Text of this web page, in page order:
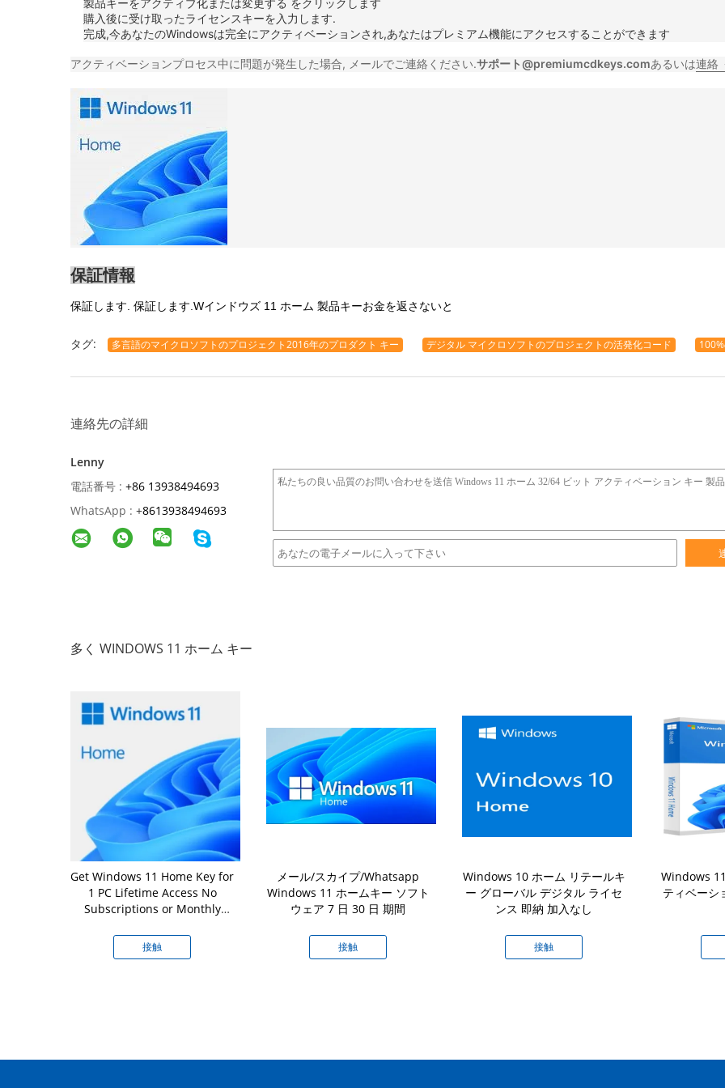
製品キーをアクティブ化または変更する をクリックします
購入後に受け取ったライセンスキーを入力します.
完成,今あなたのWindowsは完全にアクティベーションされ,あなたはプレミアム機能にアクセスすることができます
アクティベーションプロセス中に問題が発生した場合, メールでご連絡ください.サポート@premiumcdkeys.comあるいは連絡
保証情報
保証します. 保証します. Wインドウズ 11 ホーム 製品キーお金を返さないと
タグ: 多言語のマイクロソフトのプロジェクト2016年のプロダクト キー デジタル マイクロソフトのプロジェクトの活発化コード
連絡先の詳細
Lenny
電話番号 : +86 13938494693
WhatsApp : +8613938494693
多く WINDOWS 11 ホーム キー
Get Windows 11 Home Key for
1 PC Lifetime Access No
Subscriptions or Monthly
and Improved Multitasking
接触
メール/スカイプ/Whatsapp
Windows 11 ホームキー ソフト
ウェア 7 日 30 日 期間
接触
Windows 10 ホーム リテールキ
ー グローバル デジタル ライセ
ンス 即納 加入なし
接触
Windows
ティベーシ